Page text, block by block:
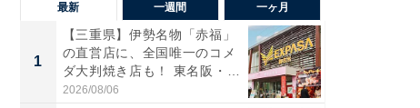
最新 一週間 一ヶ月
1
【三重県】伊勢名物「赤福」
の直営店に、全国唯一のコメ
ダ大判焼き店も！ 東名阪・
伊...
2026/08/06